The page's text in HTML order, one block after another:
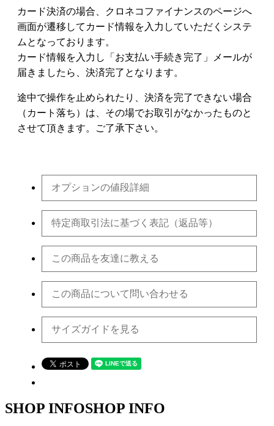
カード決済の場合、クロネコファイナンスのページへ
画面が遷移してカード情報を入力していただくシステ
ムとなっております。
カード情報を入力し「お支払い手続き完了」メールが
届きましたら、決済完了となります。
途中で操作を止められたり、決済を完了できない場合
（カート落ち）は、その場でお取引がなかったものと
させて頂きます。ご了承下さい。
オプションの値段詳細
特定商取引法に基づく表記（返品等）
この商品を友達に教える
この商品について問い合わせる
サイズガイドを見る
SHOP INFOSHOP INFO